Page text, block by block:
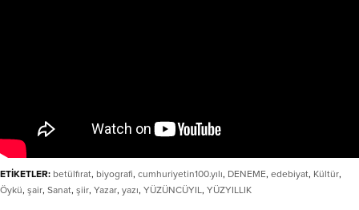
ETİKETLER: betülfırat, biyografi, cumhuriyetin100.yılı, DENEME, edebiyat, Kültür,
Öykü, şair, Sanat, şiir, Yazar, yazı, YÜZÜNCÜYIL, YÜZYILLIK